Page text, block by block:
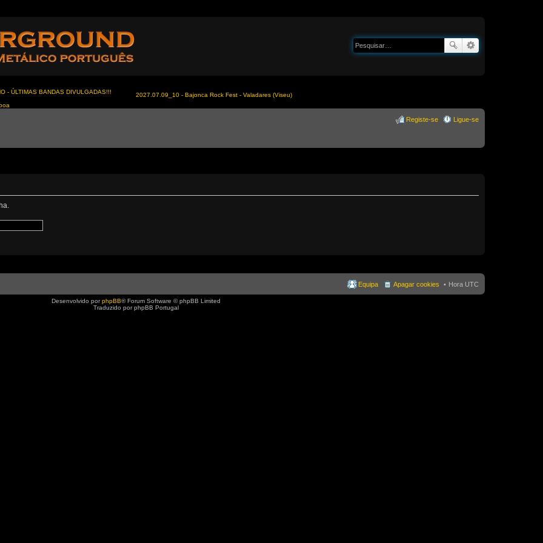
- ÚLTIMAS BANDAS DIVULGADAS!!!
2027.07.09_10 - Bajonca Rock Fest - Valadares (Viseu)
Ligue-se
Registe-se
Hora UTC
Apagar cookies
Equipa
Desenvolvido porphpBB® Forum Software © phpBB Limited
Traduzido por phpBB Portugal